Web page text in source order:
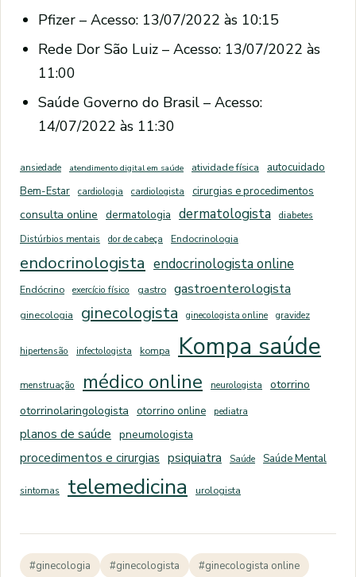
Pfizer – Acesso: 13/07/2022 às 10:15
Rede Dor São Luiz – Acesso: 13/07/2022 às
11:00
Saúde Governo do Brasil – Acesso:
14/07/2022 às 11:30
ansiedade atendimento digital em saúde atividade física
autocuidado
Bem-Estar
cardiologia cardiologista cirurgias e procedimentos
consulta online dermatologia dermatologista
diabetes
Distúrbios mentais
dor de cabeça Endocrinologia
endocrinologista endocrinologista online
Endócrino exercício físico gastro gastroenterologista
ginecologia ginecologista ginecologista online gravidez
hipertensão infectologista kompa Kompa saúde
menstruação médico online neurologista
otorrino
otorrinolaringologista
otorrino online pediatra
planos de saúde pneumologista
procedimentos e cirurgias psiquiatra Saúde Saúde Mental
sintomas telemedicina urologista
#ginecologia #ginecologista
#ginecologista online